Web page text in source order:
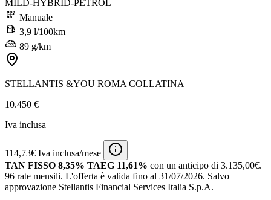
MILD-HYBRID-PETROL
Manuale
3,9 l/100km
89 g/km
STELLANTIS &YOU ROMA COLLATINA
10.450 €
Iva inclusa
114,73€ Iva inclusa/mese
TAN FISSO 8,35% TAEG 11,61% con un anticipo di 3.135,00€.
96 rate mensili. L'offerta è valida fino al 31/07/2026. Salvo
approvazione Stellantis Financial Services Italia S.p.A.